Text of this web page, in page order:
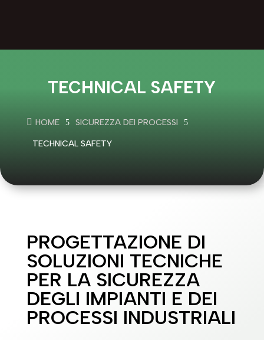
TECHNICAL SAFETY
 HOME 5 SICUREZZA DEI PROCESSI 5
TECHNICAL SAFETY
PROGETTAZIONE DI
SOLUZIONI TECNICHE
PER LA SICUREZZA
DEGLI IMPIANTI E DEI
PROCESSI INDUSTRIALI